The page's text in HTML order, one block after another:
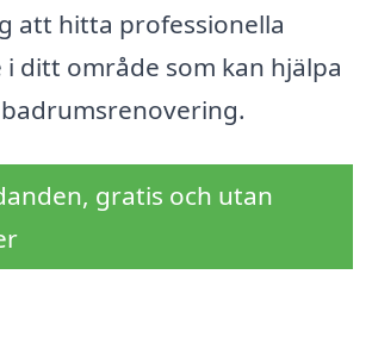
att hitta professionella
ditt område som kan hjälpa
gratis och utan